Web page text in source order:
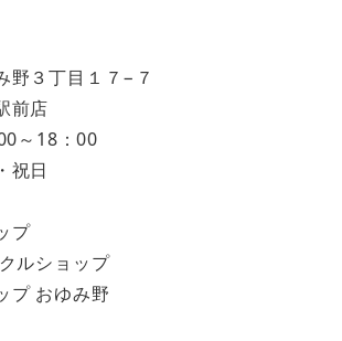
野３丁目１７−７
前店
～18：00
祝日
プ
ルショップ
プ おゆみ野